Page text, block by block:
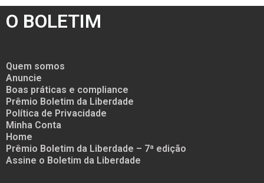
O BOLETIM
Quem somos
Anuncie
Boas práticas e compliance
Prêmio Boletim da Liberdade
Política de Privacidade
Minha Conta
Home
Prêmio Boletim da Liberdade – 7ª edição
Assine o Boletim da Liberdade